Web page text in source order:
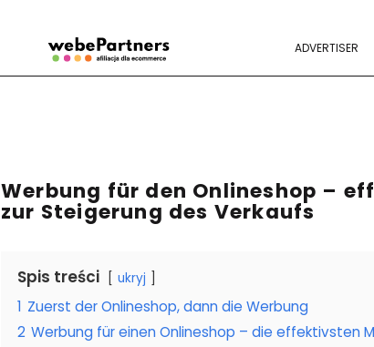
ADVERTISER
Werbung für den Onlineshop –
zur Steigerung des Verkaufs
Spis treści ukryj
1 Zuerst der Onlineshop, dann die Werbung
2 Werbung für einen Onlineshop – die effektivsten